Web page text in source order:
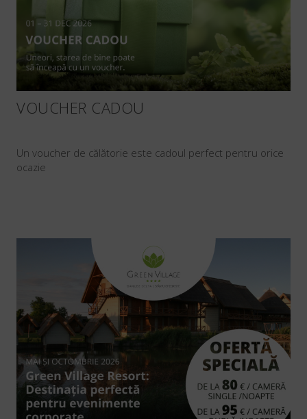
VOUCHER CADOU
Un voucher de călătorie este cadoul perfect pentru orice
ocazie